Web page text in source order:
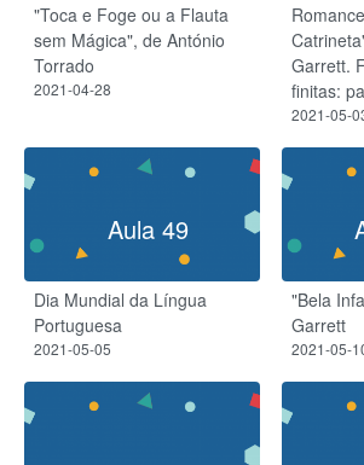
"Toca e Foge ou a Flauta
sem Mágica", de António
Torrado
2021-04-28
Garrett.
finitas:
2021-05-
Aula 49
Dia Mundial da Língua
Portuguesa
2021-05-05
"Bela
Garrett
2021-05-